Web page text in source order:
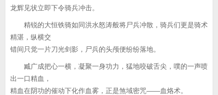
龙辉见状立即下令骑兵冲击。
精锐的大恒铁骑如同洪水怒涛般将尸兵冲散，骑兵们更是骑术
精湛，纵横交
错间只觉一片刀光剑影，尸兵的头颅便纷纷落地。
臧广成把心一横，凝聚一身功力，猛地咬破舌尖，噗的一声喷
出一口精血，
精血在阴功的催动下化作血雾，正是煞域密咒——血烙术。